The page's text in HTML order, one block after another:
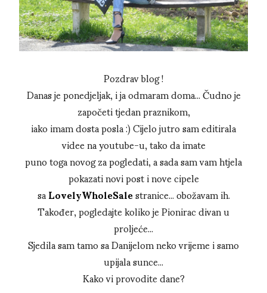
Pozdrav blog !
Danas je ponedjeljak, i ja odmaram doma... Čudno je
započeti tjedan praznikom,
iako imam dosta posla :) Cijelo jutro sam editirala
videe na youtube-u, tako da imate
puno toga novog za pogledati, a sada sam vam htjela
pokazati novi post i nove cipele
saLovelyWholeSalestranice... obožavam ih.
Također, pogledajte koliko je Pionirac divan u
proljeće...
Sjedila sam tamo sa Danijelom neko vrijeme i samo
upijala sunce...
Kako vi provodite dane?